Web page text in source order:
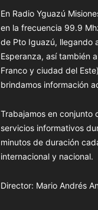
En Radio Yguazú
en la frecuencia 99.9
de Pto Iguazú, llegando
Esperanza, así también
Franco y ciudad del
brindamos información
Trabajamos en conjunto
servicios informativos
minutos de duración
internacional y nacional.
Director: Mario Andrés